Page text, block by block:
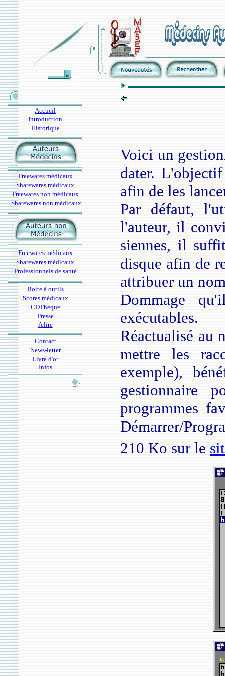
Accueil
Introduction
Historique
Freewares médicaux
Sharewares médicaux
Freewares non médicaux
Sharewares non médicaux
Freewares médicaux
Sharewares médicaux
Professionnels de santé
Boite à outils
Scores médicaux
CDThèque
Presse
A lire
Contact
News-letter
Livre d'or
Infos
Voici un
dater.
afin de les
Par défaut,
l'auteur, il
siennes, il
disque afin de
attribuer un
Dommage
exécutables.
Réactualisé au
mettre les
exemple),
gestionnaire
programmes
Démarrer/
210 Ko sur le